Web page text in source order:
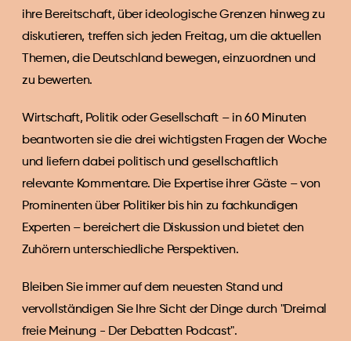
ihre Bereitschaft, über ideologische Grenzen hinweg zu
diskutieren, treffen sich jeden Freitag, um die aktuellen
Themen, die Deutschland bewegen, einzuordnen und
zu bewerten.
Wirtschaft, Politik oder Gesellschaft – in 60 Minuten
beantworten sie die drei wichtigsten Fragen der Woche
und liefern dabei politisch und gesellschaftlich
relevante Kommentare. Die Expertise ihrer Gäste – von
Prominenten über Politiker bis hin zu fachkundigen
Experten – bereichert die Diskussion und bietet den
Zuhörern unterschiedliche Perspektiven.
Bleiben Sie immer auf dem neuesten Stand und
vervollständigen Sie Ihre Sicht der Dinge durch "Dreimal
freie Meinung - Der Debatten Podcast".